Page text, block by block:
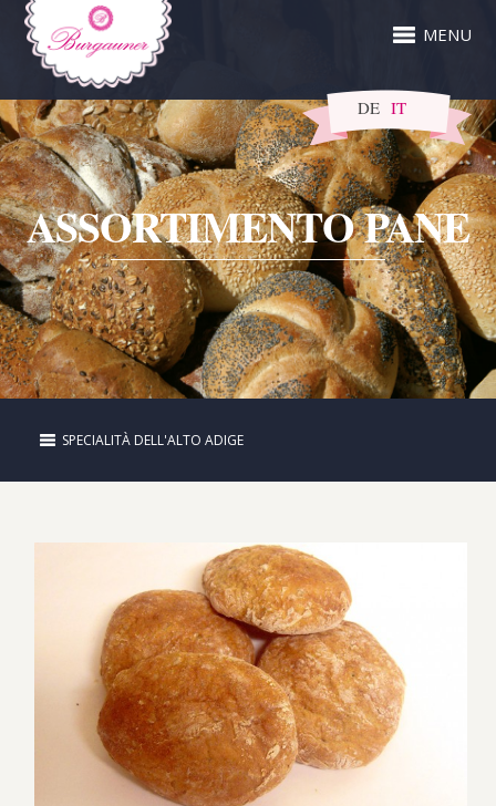
MENU
DE IT
ASSORTIMENTO PANE
SPECIALITÀ DELL'ALTO ADIGE